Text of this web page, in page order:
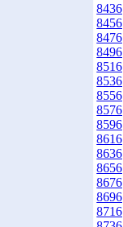
8436
8456
8476
8496
8516
8536
8556
8576
8596
8616
8636
8656
8676
8696
8716